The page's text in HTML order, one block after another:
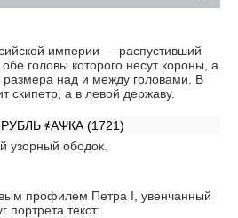
империи — распустивший
головы которого несут короны, а
размера над и между головами. В
скипетр, а в левой державу.
҂АѰКА (1721)
узорный ободок.
профилем Петра I, увенчанный
портрета текст: